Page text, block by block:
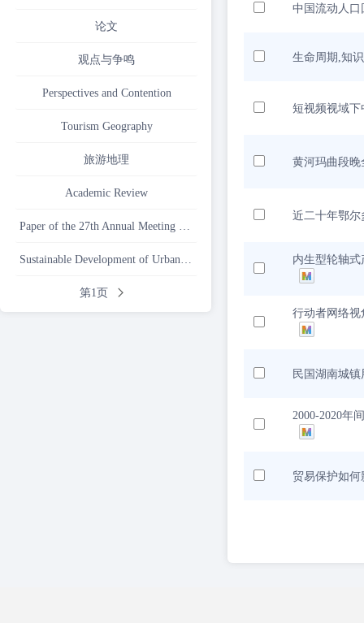
论文
观点与争鸣
Perspectives and Contention
Tourism Geography
旅游地理
Academic Review
Paper of the 27th Annual Meeting of the China Association for Science and Technology
Sustainable Development of Urban and Rural Areas
第1页
中国流动人
生命周期,知
短视频视域
黄河玛曲段
近二十年鄂
内生型轮轴
行动者网络
民国湖南城
2000-2020年
贸易保护如